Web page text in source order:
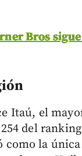
Bros
Itaú, el
del
la